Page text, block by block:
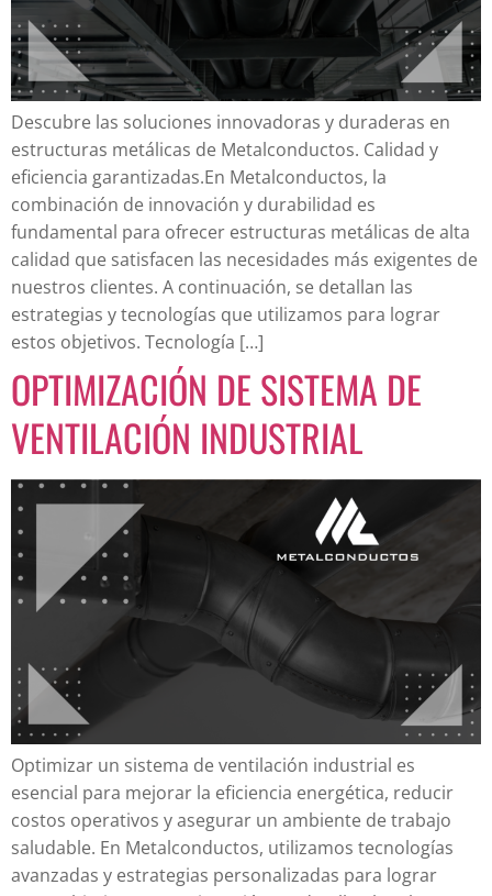
Descubre las soluciones innovadoras y duraderas en
estructuras metálicas de Metalconductos. Calidad y
eficiencia garantizadas.En Metalconductos, la
combinación de innovación y durabilidad es
fundamental para ofrecer estructuras metálicas de alta
calidad que satisfacen las necesidades más exigentes de
nuestros clientes. A continuación, se detallan las
estrategias y tecnologías que utilizamos para lograr
estos objetivos. Tecnología […]
OPTIMIZACIÓN DE SISTEMA DE
VENTILACIÓN INDUSTRIAL
Optimizar un sistema de ventilación industrial es
esencial para mejorar la eficiencia energética, reducir
costos operativos y asegurar un ambiente de trabajo
saludable. En Metalconductos, utilizamos tecnologías
avanzadas y estrategias personalizadas para lograr